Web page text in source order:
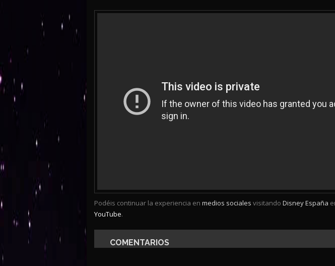
Podéis continuar la experiencia en medios sociales visitando Disney España
YouTube.
COMENTARIOS